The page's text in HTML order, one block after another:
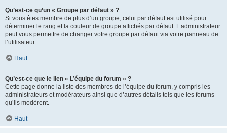
Qu’est-ce qu’un « Groupe par défaut » ?
Si vous êtes membre de plus d’un groupe, celui par défaut est utilisé pour
déterminer le rang et la couleur de groupe affichés par défaut. L’administrateur
peut vous permettre de changer votre groupe par défaut via votre panneau de
l’utilisateur.
Haut
Qu’est-ce que le lien « L’équipe du forum » ?
Cette page donne la liste des membres de l’équipe du forum, y compris les
administrateurs et modérateurs ainsi que d’autres détails tels que les forums
qu’ils modèrent.
Haut